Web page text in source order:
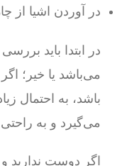
در آوردن اشیا از
در ابتدا باید
می‌باشد یا خیر؛
باشد، به احتمال
می‌گیرد و به
اگر دوست ندارید